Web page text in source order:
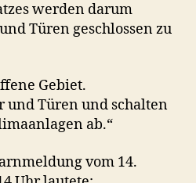
werden darum
Türen geschlossen zu
Gebiet.
und Türen und schalten
ab.“
vom 14.